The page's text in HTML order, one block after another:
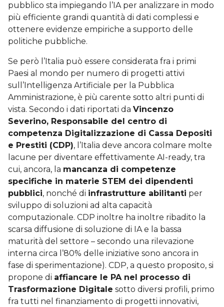
pubblico sta impiegando l’IA per analizzare in modo
più efficiente grandi quantità di dati complessi e
ottenere evidenze empiriche a supporto delle
politiche pubbliche.
Se però l’Italia può essere considerata fra i primi
Paesi al mondo per numero di progetti attivi
sull’Intelligenza Artificiale per la Pubblica
Amministrazione, è più carente sotto altri punti di
vista. Secondo i dati riportati da Vincenzo
Severino, Responsabile del centro di
competenza Digitalizzazione di Cassa Depositi
e Prestiti (CDP), l’Italia deve ancora colmare molte
lacune per diventare effettivamente AI-ready, tra
cui, ancora, la mancanza di competenze
specifiche in materie STEM dei dipendenti
pubblici, nonché di infrastrutture abilitanti per
sviluppo di soluzioni ad alta capacità
computazionale. CDP inoltre ha inoltre ribadito la
scarsa diffusione di soluzione di IA e la bassa
maturità del settore – secondo una rilevazione
interna circa l’80% delle iniziative sono ancora in
fase di sperimentazione). CDP, a questo proposito, si
propone di affiancare le PA nel processo di
Trasformazione Digitale sotto diversi profili, primo
fra tutti nel finanziamento di progetti innovativi,